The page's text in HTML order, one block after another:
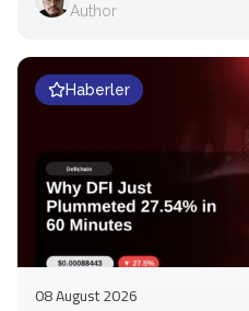
Author
Haberler
08 August 2026